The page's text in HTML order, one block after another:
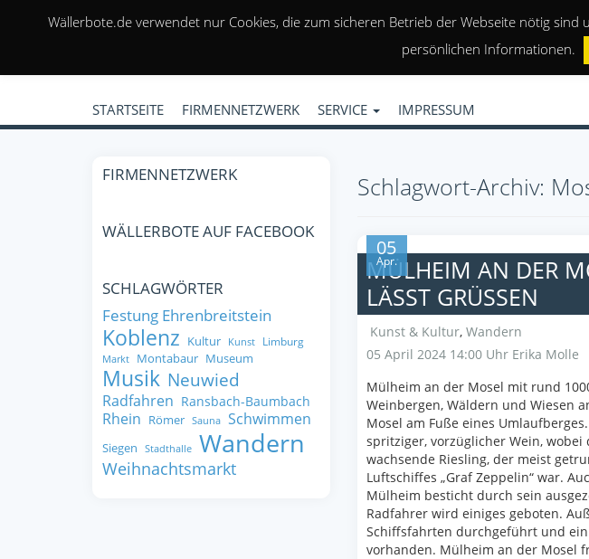
STARTSEITE FIRMENNETZWERK SERVICE IMPRESSUM
Schlagwort-Archiv:
05
Apr.
MÜLHEIM AN DER
LÄSST GRÜSSEN
Kunst & Kultur, Wandern
05 April 2024 14:00 Uhr Erika Molle
Mülheim an der Mosel mit rund
Weinbergen, Wäldern und Wiesen
Mosel am Fuße eines
spritziger, vorzüglicher Wein, wobei
wachsende Riesling, der meist
Luftschiffes „Graf Zeppelin“ war.
Mülheim besticht durch sein
Radfahrer wird einiges geboten.
Schiffsfahrten durchgeführt und
vorhanden. Mülheim an der Mosel
FIRMENNETZWERK
WÄLLERBOTE AUF FACEBOOK
SCHLAGWÖRTER
Festung Ehrenbreitstein
Koblenz Kultur Kunst Limburg
Markt Montabaur Museum
Musik Neuwied
Radfahren Ransbach-Baumbach
Rhein Römer Sauna Schwimmen
Siegen Stadthalle Wandern
Weihnachtsmarkt
Wällerbote.de verwendet nur Cookies, die zum sicheren Betrieb der Webseite nötig
persönlichen Informationen.